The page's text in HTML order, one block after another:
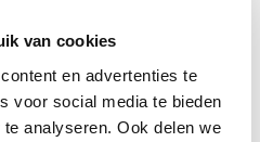
van cookies
en advertenties te
voor social media te bieden
analyseren. Ook delen we